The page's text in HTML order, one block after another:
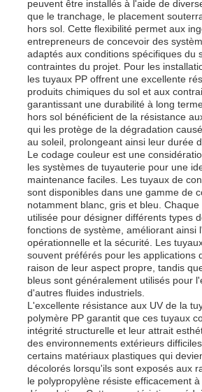
Demande de soumission
Panneau en plastique de pp
Conseil publicitaire du PP
Feuille de plastique en PP
Conseil des SPE
Feuille de polypropylène ignifuge
Pp creusent le panneau de
Feuille de paroi en PP
feuille de polypropylène
peuvent être installés à l'aide de
que le tranchage, le placement
hors sol. Cette flexibilité permet aux
entrepreneurs de concevoir des
adaptés aux conditions spécifiques du
contraintes du projet. Pour les
les tuyaux PP offrent une excellente
produits chimiques du sol et aux
garantissant une durabilité à long
hors sol bénéficient de la résistance
qui les protège de la dégradation
au soleil, prolongeant ainsi leur durée
Le codage couleur est une
les systèmes de tuyauterie pour une
maintenance faciles. Les tuyaux de
sont disponibles dans une gamme de
notamment blanc, gris et bleu.
utilisée pour désigner différents types
fonctions de système, améliorant ainsi
opérationnelle et la sécurité. Les
souvent préférés pour les applications
raison de leur aspect propre, tandis
bleus sont généralement utilisés pour
d'autres fluides industriels.
L'excellente résistance aux UV de la
polymère PP garantit que ces tuyaux
intégrité structurelle et leur attrait
des environnements extérieurs
certains matériaux plastiques qui
décolorés lorsqu'ils sont exposés aux
le polypropylène résiste efficacement